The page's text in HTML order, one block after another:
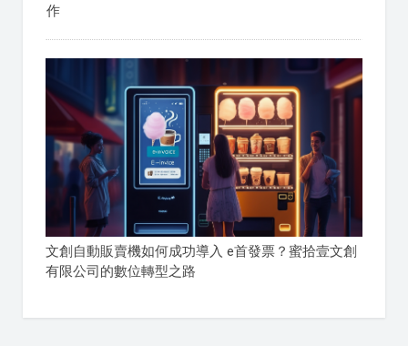
作
文創自動販賣機如何成功導入 e首發票？蜜拾壹文創
有限公司的數位轉型之路